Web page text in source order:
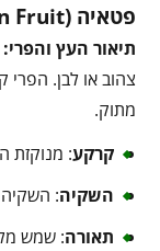
פטאיה (Dragon Fruit)
תיאור העץ
צהוב או לבן. הפרי
מתוק.
קרקע: מנוקזת
השקיה:
תאורה: שמש